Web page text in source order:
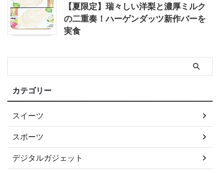
【夏限定】瑞々しい洋梨と濃厚ミルク
の二重奏！ハーゲンダッツ新作バーを
実食
カテゴリー
スイーツ
スポーツ
デジタルガジェット